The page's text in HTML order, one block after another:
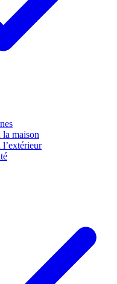
la maison
l’extérieur